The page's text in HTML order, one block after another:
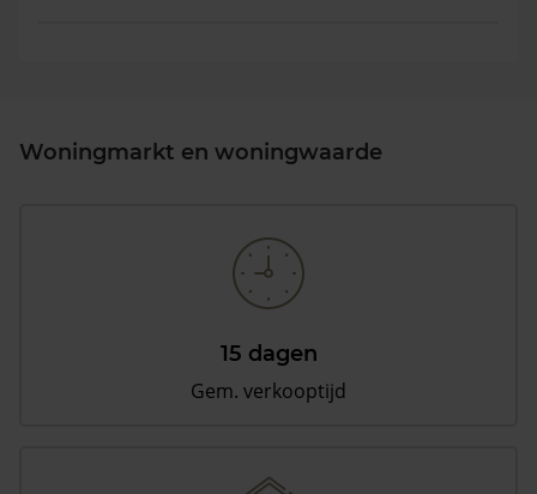
Woningmarkt en woningwaarde
15 dagen
Gem. verkooptijd